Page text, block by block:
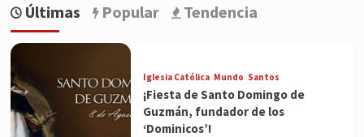
Últimas Popular Tendencia
Iglesia Católica Mundo Santos
¡Fiesta de Santo Domingo de
Guzmán, fundador de los
‘Dominicos’!